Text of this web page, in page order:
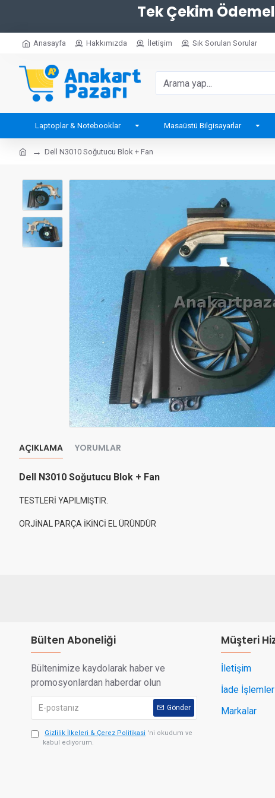
Tek Çekim
Anasayfa Hakkımızda İletişim Sık Sorulan Sorular
Laptoplar & Notebooklar Masaüstü Bilgisayarlar
Dell N3010 Soğutucu Blok + Fan
AÇIKLAMA YORUMLAR
Dell N3010 Soğutucu Blok + Fan
TESTLERİ YAPILMIŞTIR.
ORJİNAL PARÇA İKİNCİ EL ÜRÜNDÜR
Bülten Aboneliği
Bültenimize kaydolarak haber ve
promosyonlardan haberdar olun
Gönder
Gizlilik İlkeleri & Çerez Politikasi 'ni okudum ve
kabul ediyorum.
Müşteri
İletişim
İade
Markalar